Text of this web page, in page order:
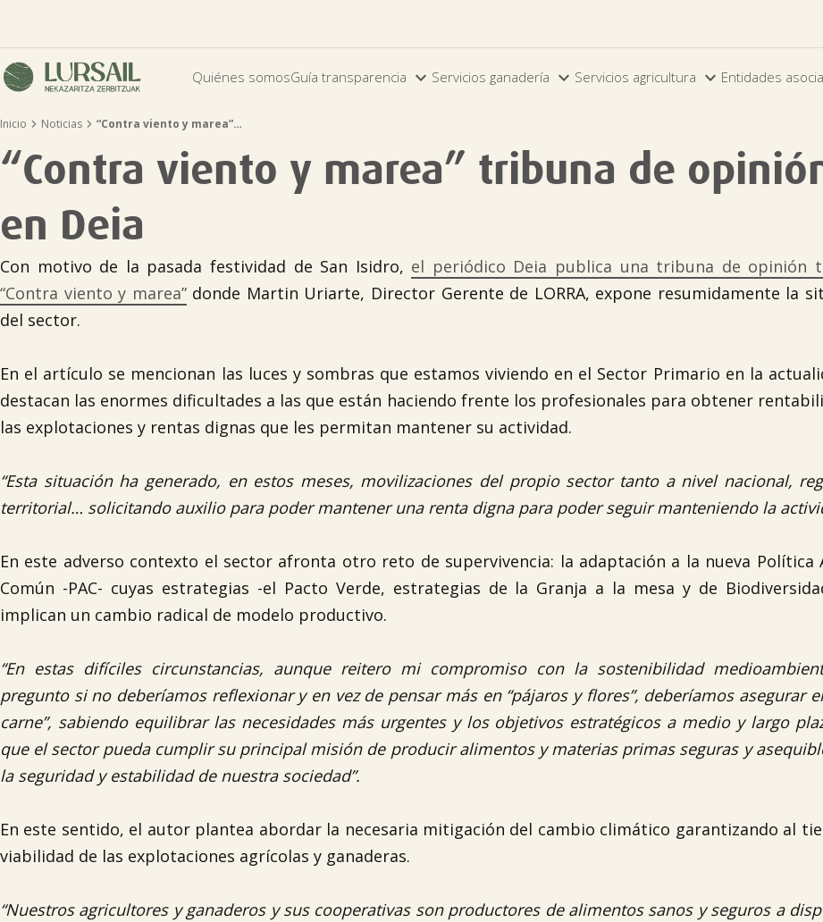
Quiénes somosGuía transparencia  Servicios ganadería  Servicios agricultura  Entidades
Inicio  Noticias  “Contra viento y marea”…
“Contra viento y marea” tribuna de
en Deia
Con motivo de la pasada festividad de San Isidro, el periódico Deia publica una tribuna de opinión
“Contra viento y marea”donde Martin Uriarte, Director Gerente de LORRA, expone resumidamente la
del sector.
En el artículo se mencionan las luces y sombras que estamos viviendo en el Sector Primario en la
destacan las enormes dificultades a las que están haciendo frente los profesionales para obtener
las explotaciones y rentas dignas que les permitan mantener su actividad.
“Esta situación ha generado, en estos meses, movilizaciones del propio sector tanto a nivel nacional,
territorial… solicitando auxilio para poder mantener una renta digna para poder seguir manteniendo la
En este adverso contexto el sector afronta otro reto de supervivencia: la adaptación a la nueva Política
Común -PAC- cuyas estrategias -el Pacto Verde, estrategias de la Granja a la mesa y de
implican un cambio radical de modelo productivo.
“En estas difíciles circunstancias, aunque reitero mi compromiso con la sostenibilidad
pregunto si no deberíamos reflexionar y en vez de pensar más en “pájaros y flores”, deberíamos asegurar
carne”, sabiendo equilibrar las necesidades más urgentes y los objetivos estratégicos a medio y largo
que el sector pueda cumplir su principal misión de producir alimentos y materias primas seguras y
la seguridad y estabilidad de nuestra sociedad”.
En este sentido, el autor plantea abordar la necesaria mitigación del cambio climático garantizando al
viabilidad de las explotaciones agrícolas y ganaderas.
“Nuestros agricultores y ganaderos y sus cooperativas son productores de alimentos sanos y seguros a